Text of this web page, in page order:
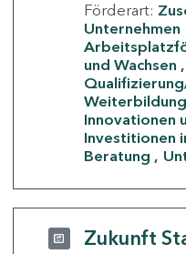
Förderart:
Unternehmen
und Wachsen
Innovationen
Investitionen
Beratung
Zukunft